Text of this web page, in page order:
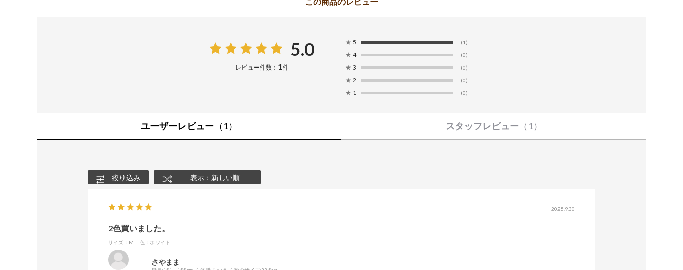
5.0
レビュー件数： 1件
★ 5 (1)
★ 4 (0)
★ 3 (0)
★ 2 (0)
★ 1 (0)
ユーザーレビュー （1） スタッフレビュー （1）
絞り込み 表示：新しい順
2025.9.30
2色買いました。
サイズ：M 色：ホワイト
さやまま